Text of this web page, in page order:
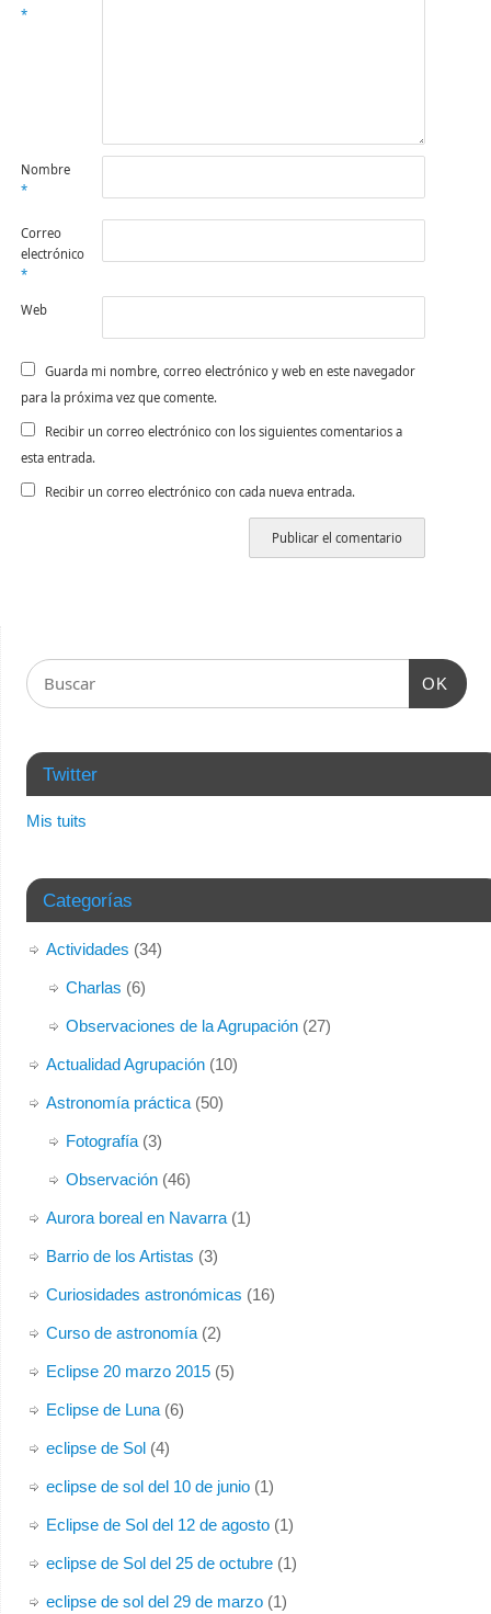
*
Nombre
*
Correo
electrónico
*
Web
Guarda mi nombre, correo electrónico y web en este navegador
para la próxima vez que comente.
Recibir un correo electrónico con los siguientes comentarios a
esta entrada.
Recibir un correo electrónico con cada nueva entrada.
OK
Twitter
Mis tuits
Categorías
Actividades (34)
Charlas (6)
Observaciones de la Agrupación(27)
Actualidad Agrupación(10)
Astronomía práctica(50)
Fotografía(3)
Observación(46)
Aurora boreal en Navarra(1)
Barrio de los Artistas (3)
Curiosidades astronómicas (16)
Curso de astronomía(2)
Eclipse 20 marzo 2015(5)
Eclipse de Luna(6)
eclipse de Sol(4)
eclipse de sol del 10 de junio(1)
Eclipse de Sol del 12 de agosto(1)
eclipse de Sol del 25 de octubre(1)
eclipse de sol del 29 de marzo(1)